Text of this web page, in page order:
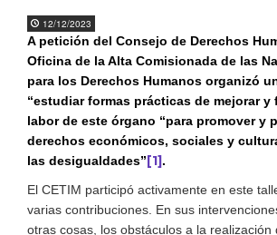
12/12/2023
A petición del Consejo de Derechos
Oficina de la Alta Comisionada de las
para los Derechos Humanos organizó
“estudiar formas prácticas de mejorar y
labor de este órgano “para promover y
derechos económicos, sociales y
las desigualdades”[1].
El CETIM participó activamente en este
varias contribuciones. En sus
otras cosas, los obstáculos a la realización